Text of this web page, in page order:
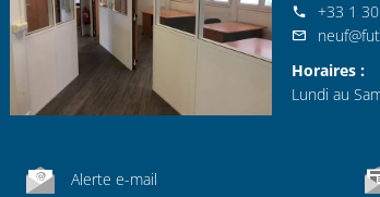
+33 1
Horaires :
Lundi au
Alerte e-mail